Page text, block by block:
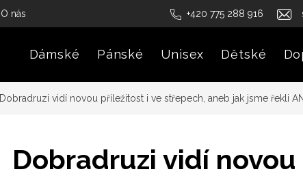
+420 775 288 916
O nás
Dámské Pánské Unisex Dětské
Dobradruzi vidí novou příležitost i ve střepech, aneb jak jsme řekli
Dobradruzi vidí